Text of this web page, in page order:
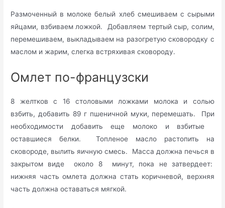
Размоченный в молоке белый хлеб смешиваем с сырыми
яйцами, взбиваем ложкой. Добавляем тертый сыр, солим,
перемешиваем, выкладываем на разогретую сковородку с
маслом и жарим, слегка встряхивая сковороду.
Омлет по-французски
8 желтков с 16 столовыми ложками молока и солью
взбить, добавить 89 г пшеничной муки, перемешать. При
необходимости добавить еще молоко и взбитые
оставшиеся белки. Топленое масло растопить на
сковороде, вылить яичную смесь. Масса должна печься в
закрытом виде около 8 минут, пока не затвердеет:
нижняя часть омлета должна стать коричневой, верхняя
часть должна оставаться мягкой.